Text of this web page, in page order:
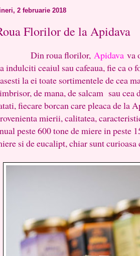
2 februarie 2018
Florilor de la Apidava
Din roua florilor, Apidava va
indulciti ceaiul sau cafeaua, fie ca o
la ei toate sortimentele de cea
de mana, de salcam sau cea
fiecare borcan care pleaca de la
mierii, calitatea,
peste 600 tone de miere in peste
si de eucalipt, chiar sunt curioasa